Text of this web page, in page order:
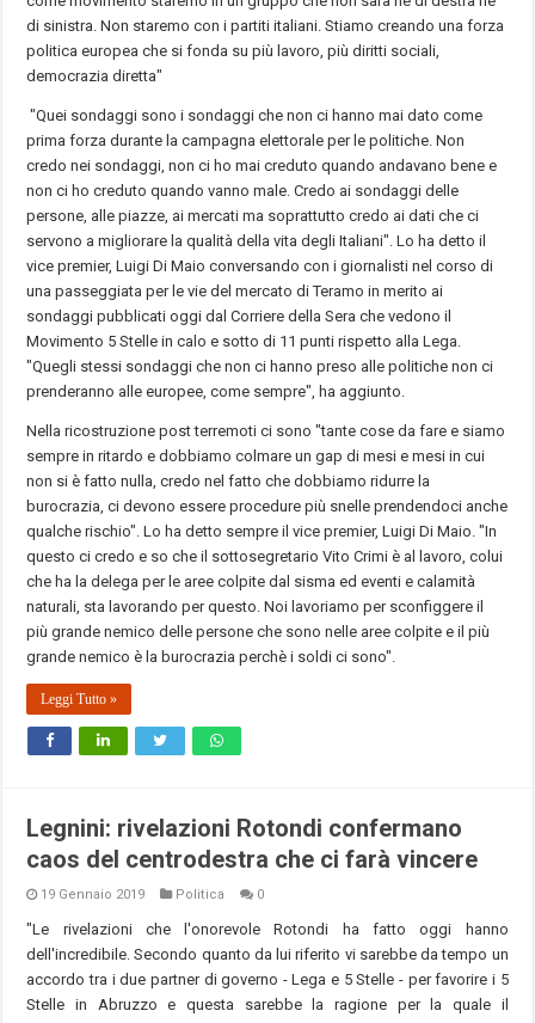
di sinistra. Non staremo con i partiti italiani. Stiamo creando una forza
politica europea che si fonda su più lavoro, più diritti sociali,
democrazia diretta"
"Quei sondaggi sono i sondaggi che non ci hanno mai dato come
prima forza durante la campagna elettorale per le politiche. Non
credo nei sondaggi, non ci ho mai creduto quando andavano bene e
non ci ho creduto quando vanno male. Credo ai sondaggi delle
persone, alle piazze, ai mercati ma soprattutto credo ai dati che ci
servono a migliorare la qualità della vita degli Italiani". Lo ha detto il
vice premier, Luigi Di Maio conversando con i giornalisti nel corso di
una passeggiata per le vie del mercato di Teramo in merito ai
sondaggi pubblicati oggi dal Corriere della Sera che vedono il
Movimento 5 Stelle in calo e sotto di 11 punti rispetto alla Lega.
"Quegli stessi sondaggi che non ci hanno preso alle politiche non ci
prenderanno alle europee, come sempre", ha aggiunto.
Nella ricostruzione post terremoti ci sono "tante cose da fare e siamo
sempre in ritardo e dobbiamo colmare un gap di mesi e mesi in cui
non si è fatto nulla, credo nel fatto che dobbiamo ridurre la
burocrazia, ci devono essere procedure più snelle prendendoci anche
qualche rischio". Lo ha detto sempre il vice premier, Luigi Di Maio. "In
questo ci credo e so che il sottosegretario Vito Crimi è al lavoro, colui
che ha la delega per le aree colpite dal sisma ed eventi e calamità
naturali, sta lavorando per questo. Noi lavoriamo per sconfiggere il
più grande nemico delle persone che sono nelle aree colpite e il più
grande nemico è la burocrazia perchè i soldi ci sono".
Leggi Tutto »
Legnini: rivelazioni Rotondi confermano
caos del centrodestra che ci farà vincere
19 Gennaio 2019 Politica 0
"Le rivelazioni che l'onorevole Rotondi ha fatto oggi hanno
dell'incredibile. Secondo quanto da lui riferito vi sarebbe da tempo un
accordo tra i due partner di governo - Lega e 5 Stelle - per favorire i 5
Stelle in Abruzzo e questa sarebbe la ragione per la quale il